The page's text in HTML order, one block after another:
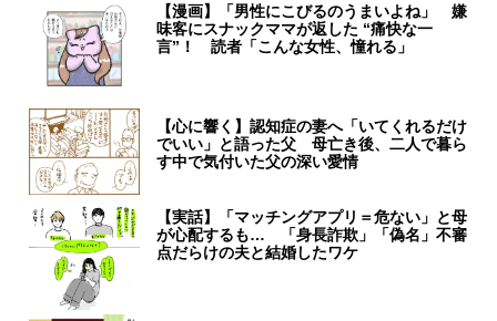
【漫画】「男性にこびるのうまいよね」 嫌
味客にスナックママが返した “痛快な一
言”！ 読者「こんな女性、憧れる」
【心に響く】認知症の妻へ「いてくれるだけ
でいい」と語った父 母亡き後、二人で暮ら
す中で気付いた父の深い愛情
【実話】「マッチングアプリ＝危ない」と母
が心配するも… 「身長詐欺」「偽名」不審
点だらけの夫と結婚したワケ